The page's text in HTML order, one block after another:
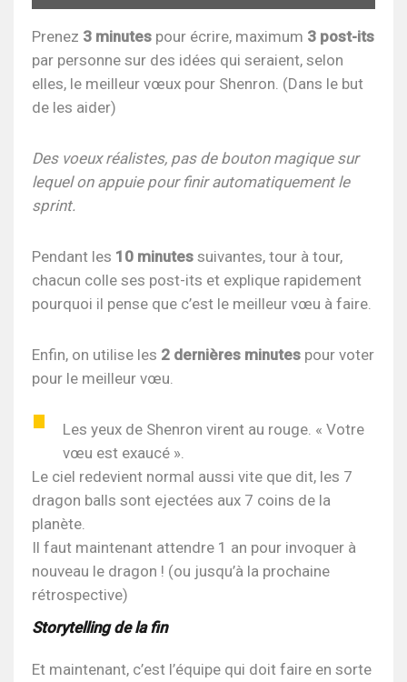
Prenez 3 minutes pour écrire, maximum 3 post-its
par personne sur des idées qui seraient, selon
elles, le meilleur vœux pour Shenron. (Dans le but
de les aider)
Des voeux réalistes, pas de bouton magique sur
lequel on appuie pour finir automatiquement le
sprint.
Pendant les 10 minutes suivantes, tour à tour,
chacun colle ses post-its et explique rapidement
pourquoi il pense que c’est le meilleur vœu à faire.
Enfin, on utilise les 2 dernières minutes pour voter
pour le meilleur vœu.
Les yeux de Shenron virent au rouge. « Votre
vœu est exaucé ».
Le ciel redevient normal aussi vite que dit, les 7
dragon balls sont ejectées aux 7 coins de la
planète.
Il faut maintenant attendre 1 an pour invoquer à
nouveau le dragon ! (ou jusqu’à la prochaine
rétrospective)
Storytelling de la fin
Et maintenant, c’est l’équipe qui doit faire en sorte